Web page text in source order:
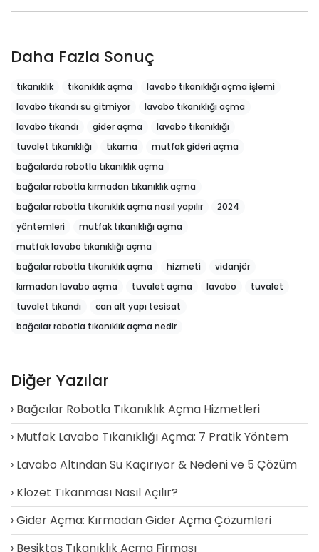
Daha Fazla Sonuç
tıkanıklık tıkanıklık açma
lavabo tıkanıklığı açma işlemi
lavabo tıkandı su gitmiyor
lavabo tıkanıklığı açma
lavabo tıkandı
gider açma
lavabo tıkanıklığı
tuvalet tıkanıklığı
tıkama
mutfak gideri açma
bağcılarda robotla tıkanıklık açma
bağcılar robotla kırmadan tıkanıklık açma
bağcılar robotla tıkanıklık açma nasıl yapılır
2024
yöntemleri
mutfak tıkanıklığı açma
mutfak lavabo tıkanıklığı açma
bağcılar robotla tıkanıklık açma
hizmeti
vidanjör
kırmadan lavabo açma
tuvalet açma lavabo
tuvalet
tuvalet tıkandı
can alt yapı tesisat
bağcılar robotla tıkanıklık açma nedir
Diğer Yazılar
Bağcılar Robotla Tıkanıklık Açma Hizmetleri
Mutfak Lavabo Tıkanıklığı Açma: 7 Pratik Yöntem
Lavabo Altından Su Kaçırıyor & Nedeni ve 5 Çözüm
Klozet Tıkanması Nasıl Açılır?
Gider Açma: Kırmadan Gider Açma Çözümleri
Beşiktaş Tıkanıklık Açma Firması